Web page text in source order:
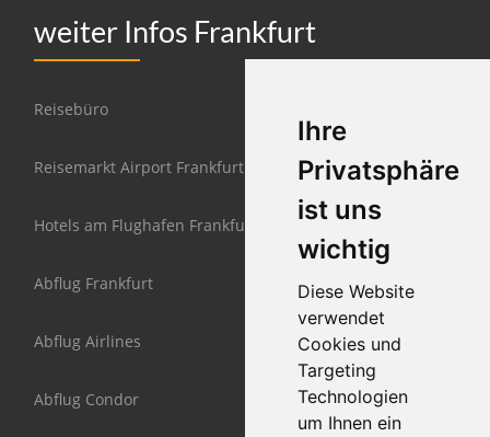
Ihre
Privatsphäre
ist uns
wichtig
Diese Website
verwendet
Cookies und
Targeting
Technologien
um Ihnen ein
weiter Infos Frankfurt
Reisebüro
Reisemarkt Airport Frankfurt
Hotels am Flughafen Frankfurt
Abflug Frankfurt
Abflug Airlines
Abflug Condor